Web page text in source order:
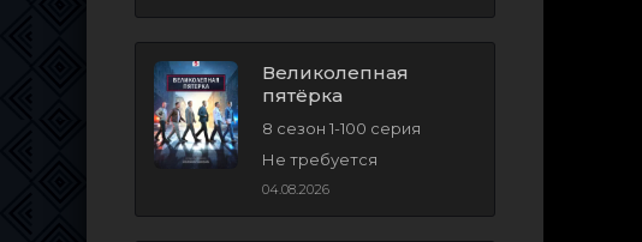
Великолепная
пятёрка
8 сезон 1-100 серия
Не требуется
04.08.2026